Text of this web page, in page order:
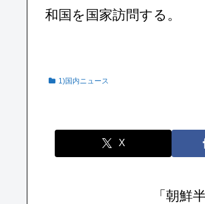
和国を国家訪問する。
1)国内ニュース
X
「朝鮮